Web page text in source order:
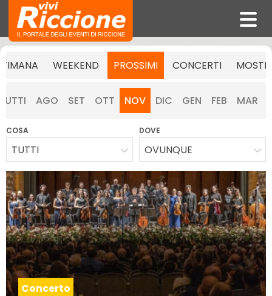
WEEKEND PROSSIMI CONCERTI
AGO SET OTT NOV DIC GEN FEB MAR
COSA
TUTTI
DOVE
OVUNQUE
Concerto